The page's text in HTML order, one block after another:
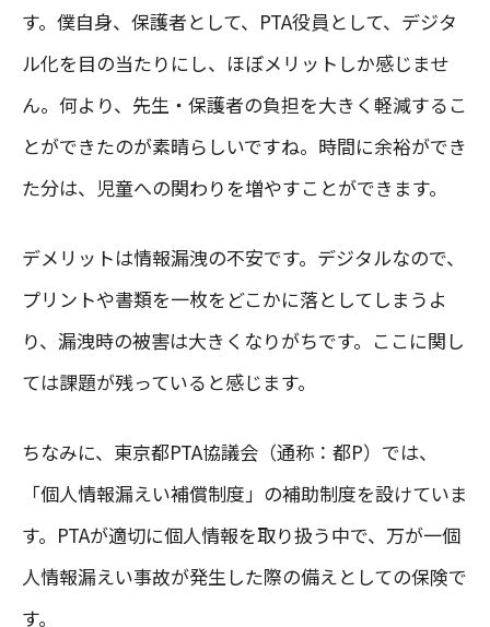
す。僕自身、保護者として、PTA役員として、デジタ
ル化を目の当たりにし、ほぼメリットしか感じませ
ん。何より、先生・保護者の負担を大きく軽減するこ
とができたのが素晴らしいですね。時間に余裕ができ
た分は、児童への関わりを増やすことができます。
デメリットは情報漏洩の不安です。デジタルなので、
プリントや書類を一枚をどこかに落としてしまうよ
り、漏洩時の被害は大きくなりがちです。ここに関し
ては課題が残っていると感じます。
ちなみに、東京都PTA協議会（通称：都P）では、
「個人情報漏えい補償制度」の補助制度を設けていま
す。PTAが適切に個人情報を取り扱う中で、万が一個
人情報漏えい事故が発生した際の備えとしての保険で
す。